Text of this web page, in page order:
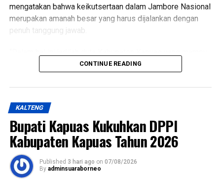
Views: 22
Bagikan ke
Messenger 0 Twitter/X 0
mengatakan bahwa keikutsertaan dalam Jambore Nasional
merupakan amanah besar yang harus dijalankan dengan
penuh tanggung jawab.
menunjukkan sikap disiplin, sopan santun semangat
dan Dasa Dharma Pramuka,” ujarnya.
Ia mengatakan pembentukan karakter tersebut selaras
dengan penetapan predikat Pramuka Penggalang Garuda.
Oleh karena itu melalui pembinaan ketat para anggota yang
dilantik diharapkan mampu menjadi teladan.
Sementara itu Ketua Kwartir Cabang (Kwarcab) Gerakan
Pramuka Kapuas Suwarno Muriyat mengatakan pelantikan
CONTINUE READING
KALTENG
Bupati Kapuas Kukuhkan DPPI
Kabupaten Kapuas Tahun 2026
Published 3 hari ago on 07/08/2026
By adminsuaraborneo